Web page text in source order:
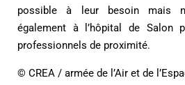
possible à leur besoin mais
également à l’hôpital de Salon
professionnels de proximité.
© CREA / armée de l’Air et de